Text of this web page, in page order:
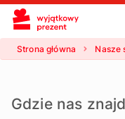
Strona główna Nasze
Gdzie nas